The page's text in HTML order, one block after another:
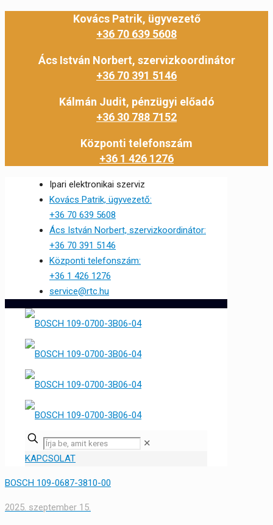
Kovács Patrik, ügyvezető
+36 70 639 5608
Ács István Norbert, szervizkoordinátor
+36 70 391 5146
Kálmán Judit, pénzügyi előadó
+36 30 788 7152
Központi telefonszám
+36 1 426 1276
Ipari elektronikai szerviz
Kovács Patrik, ügyvezető:
+36 70 639 5608
Ács István Norbert, szervizkoordinátor:
+36 70 391 5146
Központi telefonszám:
+36 1 426 1276
service@rtc.hu
✕
KAPCSOLAT
BOSCH 109-0687-3810-00
2025. szeptember 15.